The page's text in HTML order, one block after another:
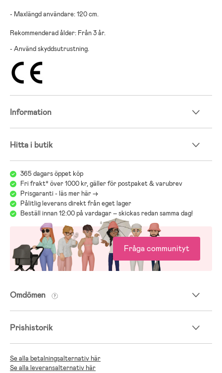
- Maxlängd användare: 120 cm.
Rekommenderad ålder: Från 3 år.
- Använd skyddsutrustning.
Information
Hitta i butik
365 dagars öppet köp
Fri frakt* över 1000 kr, gäller för postpaket & varubrev
Prisgaranti - läs mer här ->
Pålitlig leverans direkt från eget lager
Beställ innan 12:00 på vardagar – skickas redan samma dag!
Fråga communityt
Omdömen
Prishistorik
Se alla betalningsalternativ här
Se alla leveransalternativ här